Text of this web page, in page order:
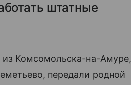
штатные
Комсомольска-на-Амуре,
передали родной